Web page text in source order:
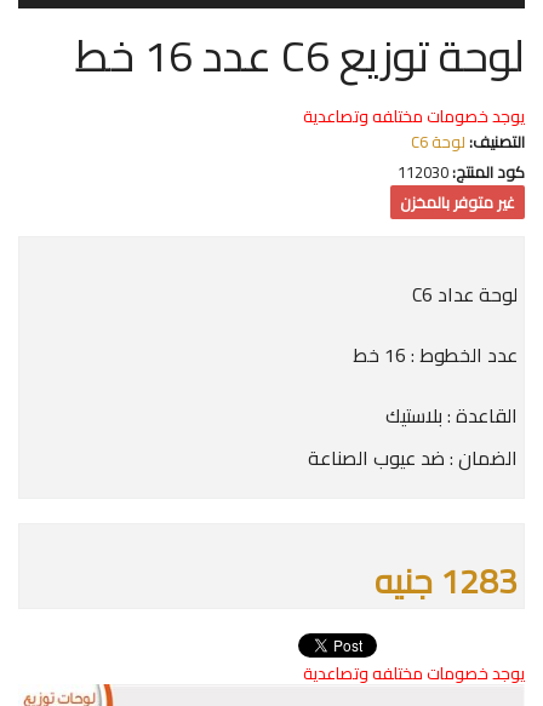
لوحة توزيع C6 عدد 16 خط
يوجد خصومات مختلفه وتصاعدية
التصنيف:لوحة C6
كود المنتج:112030
غير متوفر بالمخزن
لوحة عداد C6
عدد الخطوط : 16 خط
القاعدة : بلاستيك
الضمان : ضد عيوب الصناعة
1283 جنيه
يوجد خصومات مختلفه وتصاعدية